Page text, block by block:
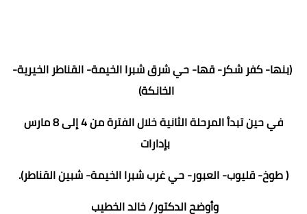
(بنها- كفر شكر- قها- حي شرق شبرا الخيمة- القناطر الخيرية-
الخانكة)
في حين تبدأ المرحلة الثانية خلال الفترة من 4 إلى 8 مارس
بإدارات
( طوخ- قليوب- العبور- حي غرب شبرا الخيمة- شبين القناطر).
وأوضح الدكتور/ خالد الخطيب